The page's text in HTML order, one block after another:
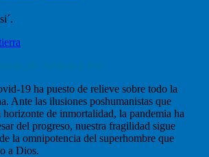
19 ha puesto de relieve sobre todo la
Ante las ilusiones poshumanistas que
de inmortalidad, la pandemia ha
del progreso, nuestra fragilidad sigue
la omnipotencia del superhombre que
a Dios.